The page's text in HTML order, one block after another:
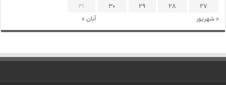
« شهریور آبان »
27
28
29
30
31